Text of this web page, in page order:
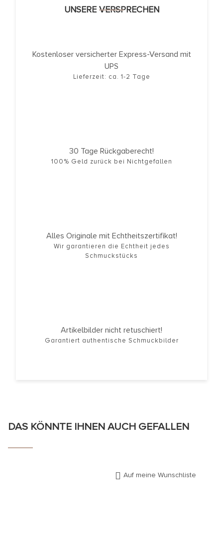
UNSERE VERSPRECHEN
Kostenloser versicherter Express-Versand mit
UPS
Lieferzeit: ca. 1-2 Tage
30 Tage Rückgaberecht!
100% Geld zurück bei Nichtgefallen
Alles Originale mit Echtheitszertifikat!
Wir garantieren die Echtheit jedes
Schmuckstücks
Artikelbilder nicht retuschiert!
Garantiert authentische Schmuckbilder
DAS KÖNNTE IHNEN AUCH GEFALLEN
Auf meine Wunschliste